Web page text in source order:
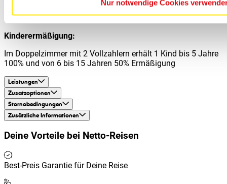
Nur notwendige Cookies
und endet am Abreisetag mit dem Frühstück (kein
Lunchpaket).
Kinderermäßigung:
Im Doppelzimmer mit 2 Vollzahlern erhält 1 Kind bis 5 Jahre
100% und von 6 bis 15 Jahren 50% Ermäßigung
Leistungen
Zusatzoptionen
Stornobedingungen
Zusätzliche Informationen
Deine Vorteile bei Netto-Reisen
Best-Preis Garantie für Deine Reise